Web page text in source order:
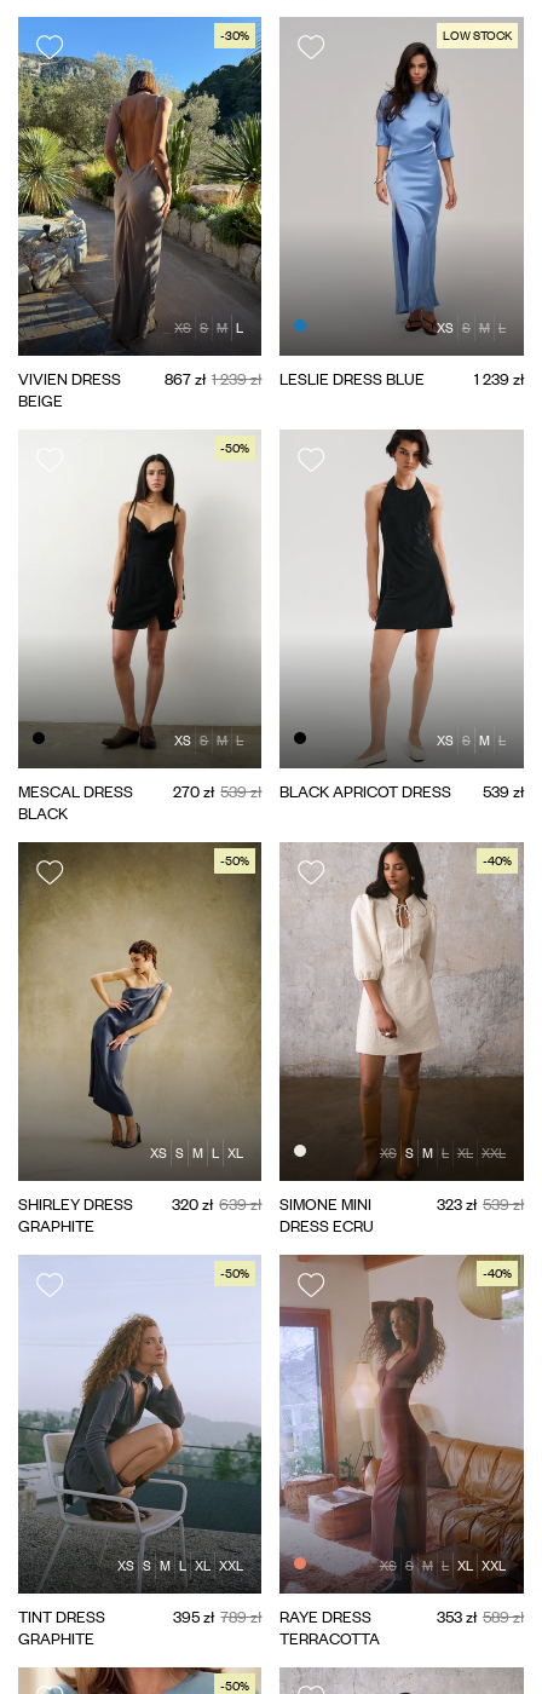
XS S M L
-30%
VIVIEN DRESS
BEIGE
867 zł 1 239 zł
XS S M L
LOW STOCK
LESLIE DRESS BLUE 1 239 zł
XS S M L
-50%
MESCAL DRESS
BLACK
270 zł 539 zł
XS S M L
BLACK APRICOT DRESS 539 zł
XS S M L XL
-50%
SHIRLEY DRESS
GRAPHITE
320 zł 639 zł
XS S M L XL XXL
-40%
SIMONE MINI
DRESS ECRU
323 zł 539 zł
XS S M L XL XXL
-50%
TINT DRESS
GRAPHITE
395 zł 789 zł
XS S M L XL XXL
-40%
RAYE DRESS
TERRACOTTA
353 zł 589 zł
-50%